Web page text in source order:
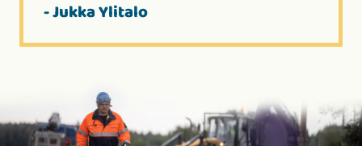
- Jukka Ylitalo